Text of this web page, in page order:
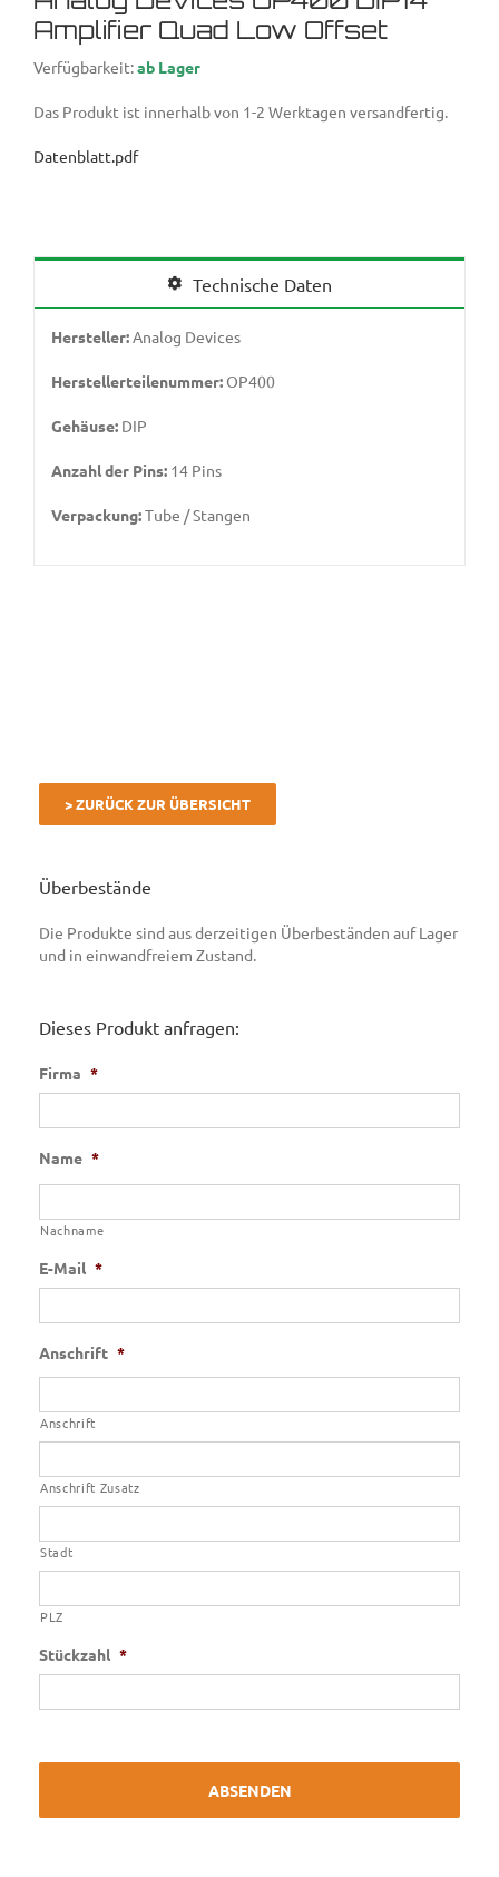
Amplifier Quad Low Offset
Verfügbarkeit:ab Lager
Das Produkt ist innerhalb von 1-2 Werktagen versandfertig.
Datenblatt.pdf
Technische Daten
Hersteller: Analog Devices
Herstellerteilenummer: OP400
Gehäuse: DIP
Anzahl der Pins: 14 Pins
Verpackung:Tube / Stangen
> ZURÜCK ZUR ÜBERSICHT
Überbestände
Die Produkte sind aus derzeitigen Überbeständen auf Lager
und in einwandfreiem Zustand.
Dieses Produkt anfragen:
Firma *
Name *
Nachname
E-Mail *
Anschrift *
Anschrift
Anschrift Zusatz
Stadt
PLZ
Stückzahl *